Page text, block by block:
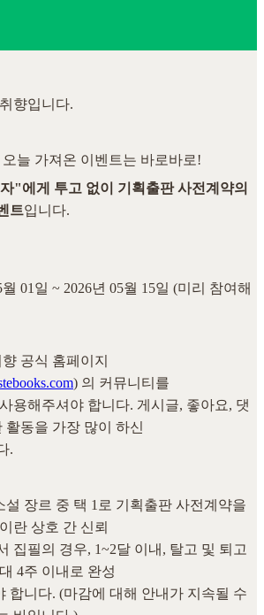
향입니다.
늘 가져온 이벤트는 바로바로!
"에게 투고 없이 기획출판 사전계약의
트입니다.
01일 ~ 2026년 05월 15일 (미리 참여해
공식 홈페이지
) 의 커뮤니티를
용해주셔야 합니다. 게시글, 좋아요, 댓
동을 가장 많이 하신
.
장르 중 택 1로 기획출판 사전계약을
란 상호 간 신뢰
집필의 경우, 1~2달 이내, 탈고 및 퇴고
4주 이내로 완성
합니다. (마감에 대해 안내가 지속될 수